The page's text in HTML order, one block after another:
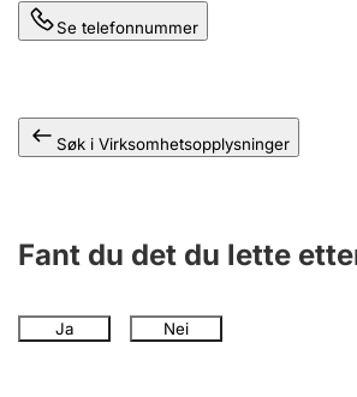
Andre tema
Se telefonnummer
Søk i Virksomhetsopplysninger
Fant du det du lette
Ja Nei